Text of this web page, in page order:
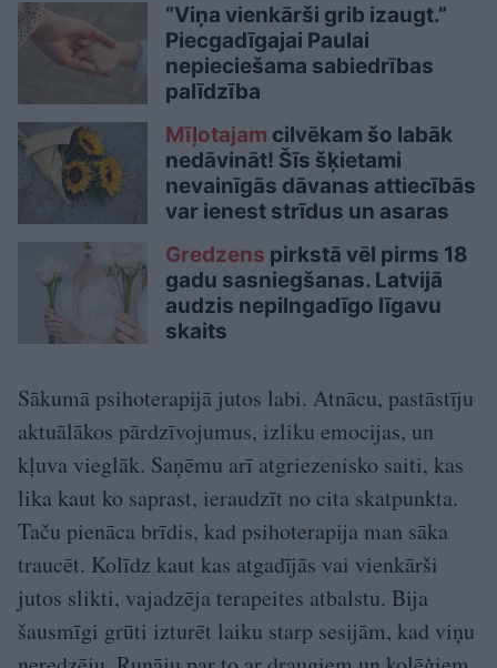
“Viņa vienkārši grib izaugt.”
Piecgadīgajai Paulai
nepieciešama sabiedrības
palīdzība
Mīļotajam cilvēkam šo labāk
nedāvināt! Šīs šķietami
nevainīgās dāvanas attiecībās
var ienest strīdus un asaras
Gredzens pirkstā vēl pirms 18
gadu sasniegšanas. Latvijā
audzis nepilngadīgo līgavu
skaits
Sākumā psihoterapijā jutos labi. Atnācu, pastāstīju
aktuālākos pārdzīvojumus, izliku emocijas, un
kļuva vieglāk. Saņēmu arī atgriezenisko saiti, kas
lika kaut ko saprast, ieraudzīt no cita skatpunkta.
Taču pienāca brīdis, kad psihoterapija man sāka
traucēt. Kolīdz kaut kas atgadījās vai vienkārši
jutos slikti, vajadzēja terapeites atbalstu. Bija
šausmīgi grūti izturēt laiku starp sesijām, kad viņu